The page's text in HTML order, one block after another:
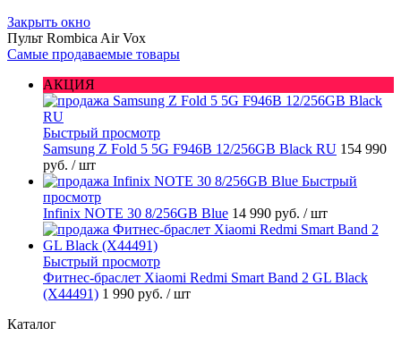
Закрыть окно
Пульт Rombica Air Vox
Самые продаваемые товары
АКЦИЯ
Быстрый просмотр
Samsung Z Fold 5 5G F946B 12/256GB Black RU 154 990
руб. / шт
Быстрый
просмотр
Infinix NOTE 30 8/256GB Blue 14 990 руб. / шт
Быстрый просмотр
Фитнес-браслет Xiaomi Redmi Smart Band 2 GL Black
(X44491) 1 990 руб. / шт
Каталог